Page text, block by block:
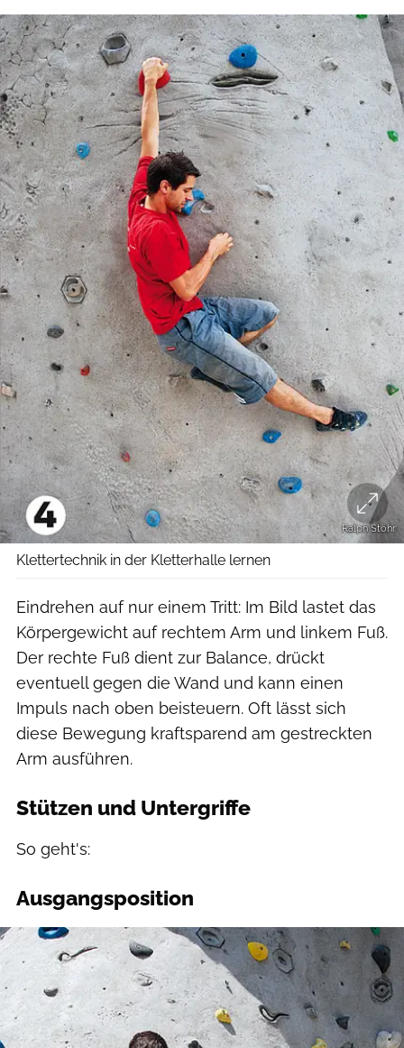
Ralph Stöhr
Klettertechnik in der Kletterhalle lernen
Eindrehen auf nur einem Tritt: Im Bild lastet das
Körpergewicht auf rechtem Arm und linkem Fuß.
Der rechte Fuß dient zur Balance, drückt
eventuell gegen die Wand und kann einen
Impuls nach oben beisteuern. Oft lässt sich
diese Bewegung kraftsparend am gestreckten
Arm ausführen.
Stützen und Untergriffe
So geht's:
Ausgangsposition